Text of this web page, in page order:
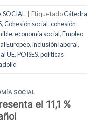
SOCIAL EtiquetadoCátedra
,Cohesión social,cohesión
,economía social,Empleo
Europeo,inclusión laboral,
UE,POISES,políticas
SOCIAL
el 11,1 %